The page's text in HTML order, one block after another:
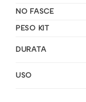
NO FASCE
PESO KIT
DURATA
USO